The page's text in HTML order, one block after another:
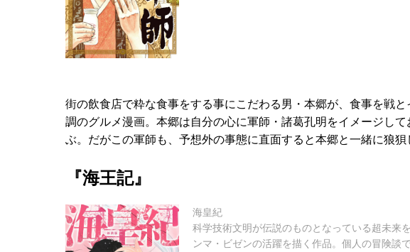
街の飲食店で粋な食事をする事にこだわる男・本郷が、食事を戦
調のグルメ漫画。本郷は自分の心に軍師・諸葛孔明をイメージし
ぶ。だがこの軍師も、予想外の事態に直面すると本郷と一緒に狼狽
『海王記』
海皇紀
科学技術文明が伝説のものとなっている超未来
ンマ・ビゼンの活躍を描く作品。個人の冒険談